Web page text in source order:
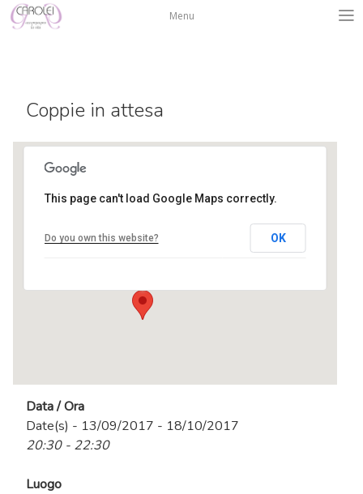
Salta
Menu
Coppie in attesa
Centro Isadora Duncan
This page can't load Google Maps correctly.
Do you own this website? OK
Data / Ora
Date(s) - 13/09/2017 - 18/10/2017
20:30 - 22:30
Luogo